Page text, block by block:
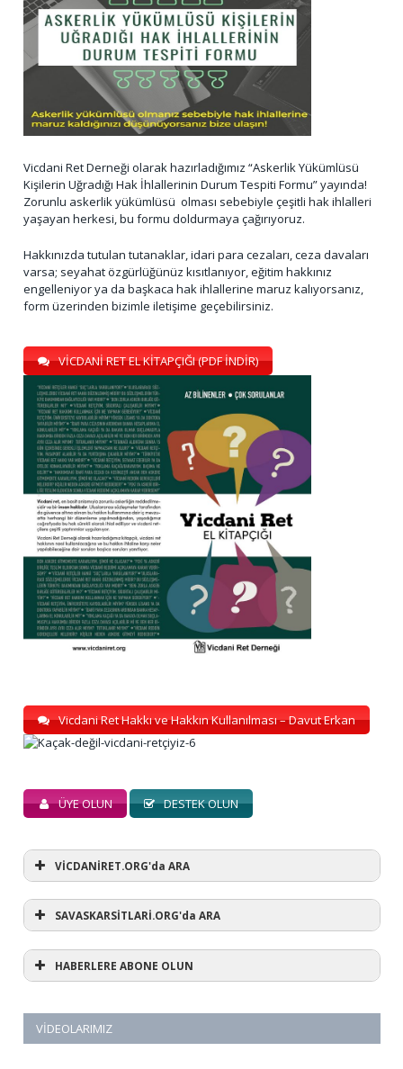
Vicdani Ret Derneği olarak hazırladığımız “Askerlik Yükümlüsü
Kişilerin Uğradığı Hak İhlallerinin Durum Tespiti Formu” yayında!
Zorunlu askerlik yükümlüsü olması sebebiyle çeşitli hak ihlalleri
yaşayan herkesi, bu formu doldurmaya çağırıyoruz.
Hakkınızda tutulan tutanaklar, idari para cezaları, ceza davaları
varsa; seyahat özgürlüğünüz kısıtlanıyor, eğitim hakkınız
engelleniyor ya da başkaca hak ihlallerine maruz kalıyorsanız,
form üzerinden bizimle iletişime geçebilirsiniz.
VİCDANİ RET EL KİTAPÇIĞI (PDF İNDİR)
Vicdani Ret Hakkı ve Hakkın Kullanılması – Davut Erkan
ÜYE OLUN DESTEK OLUN
VİCDANİRET.ORG'da ARA
SAVASKARSİTLARİ.ORG'da ARA
HABERLERE ABONE OLUN
VIDEOLARIMIZ